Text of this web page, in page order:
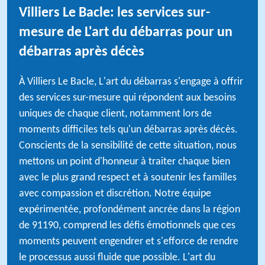
Villiers Le Bacle: les services sur-
mesure de L'art du débarras pour un
débarras après décès
À Villiers Le Bacle, L'art du débarras s'engage à offrir
des services sur-mesure qui répondent aux besoins
uniques de chaque client, notamment lors de
moments difficiles tels qu'un débarras après décès.
Conscients de la sensibilité de cette situation, nous
mettons un point d'honneur à traiter chaque bien
avec le plus grand respect et à soutenir les familles
avec compassion et discrétion. Notre équipe
expérimentée, profondément ancrée dans la région
de 91190, comprend les défis émotionnels que ces
moments peuvent engendrer et s'efforce de rendre
le processus aussi fluide que possible. L'art du